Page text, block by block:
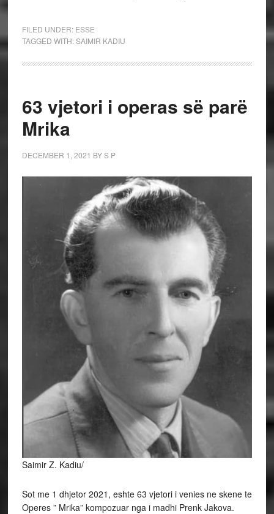
FILED UNDER: ESSE
TAGGED WITH:SAIMIR KADIU
63 vjetori i operas së parë
Mrika
DECEMBER 1, 2021 BYS P
Saimir Z. Kadiu/
Sot me 1 dhjetor 2021, eshte 63 vjetori i venies ne skene te
Operes ” Mrika” kompozuar nga i madhi Prenk Jakova.